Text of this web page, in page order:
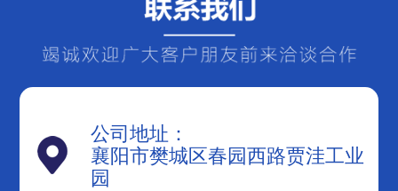
公司地址：
襄阳市樊城区春园西路贾洼工业
园